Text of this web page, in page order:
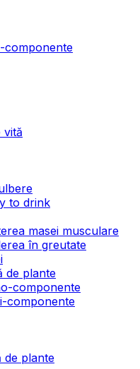
componente
vită
to drink
masei musculare
în greutate
de plante
componente
componente
de plante